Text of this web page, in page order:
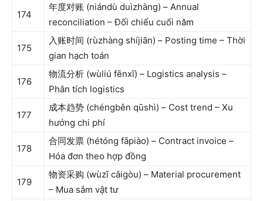
174
年度对账 (niándù duìzhàng) – Annual
reconciliation – Đối chiếu cuối năm
175
入账时间 (rùzhàng shíjiān) – Posting time – Thời
gian hạch toán
176
物流分析 (wùliú fēnxī) – Logistics analysis –
Phân tích logistics
177
成本趋势 (chéngběn qūshì) – Cost trend – Xu
hướng chi phí
178
合同发票 (hétóng fāpiào) – Contract invoice –
Hóa đơn theo hợp đồng
179
物资采购 (wùzī cǎigòu) – Material procurement
– Mua sắm vật tư